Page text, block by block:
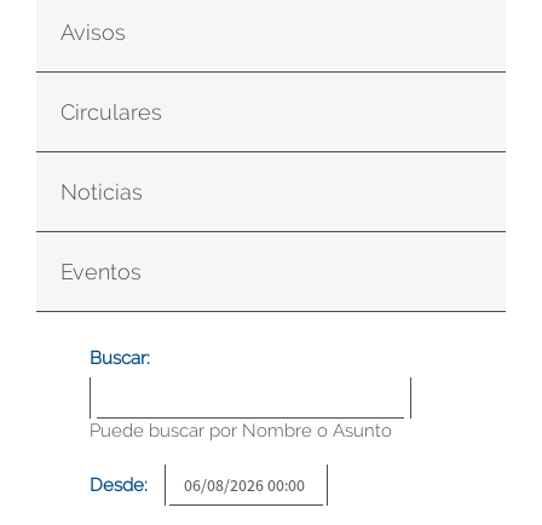
Avisos
Circulares
Noticias
Eventos
Buscar:
Puede buscar por Nombre o Asunto
Desde: